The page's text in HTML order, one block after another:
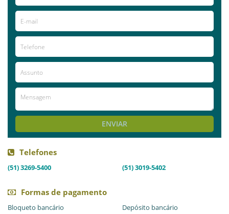
número de telefone exclusivo, emitir nota fiscal e suporte de
secretária executiva.
Já visitou este local?aproveite e deixe sua avaliação!
Avaliações
ENVIAR
Telefones
(51) 3269-5400 (51) 3019-5402
Formas de pagamento
Bloqueto bancário
Depósito bancário